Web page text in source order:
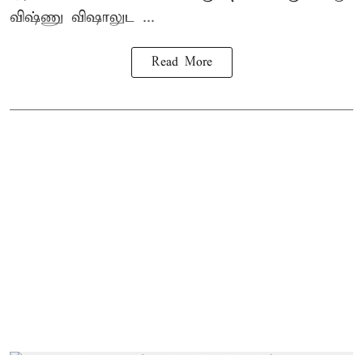
விஷ்ணு விஷாலுட ...
Read More